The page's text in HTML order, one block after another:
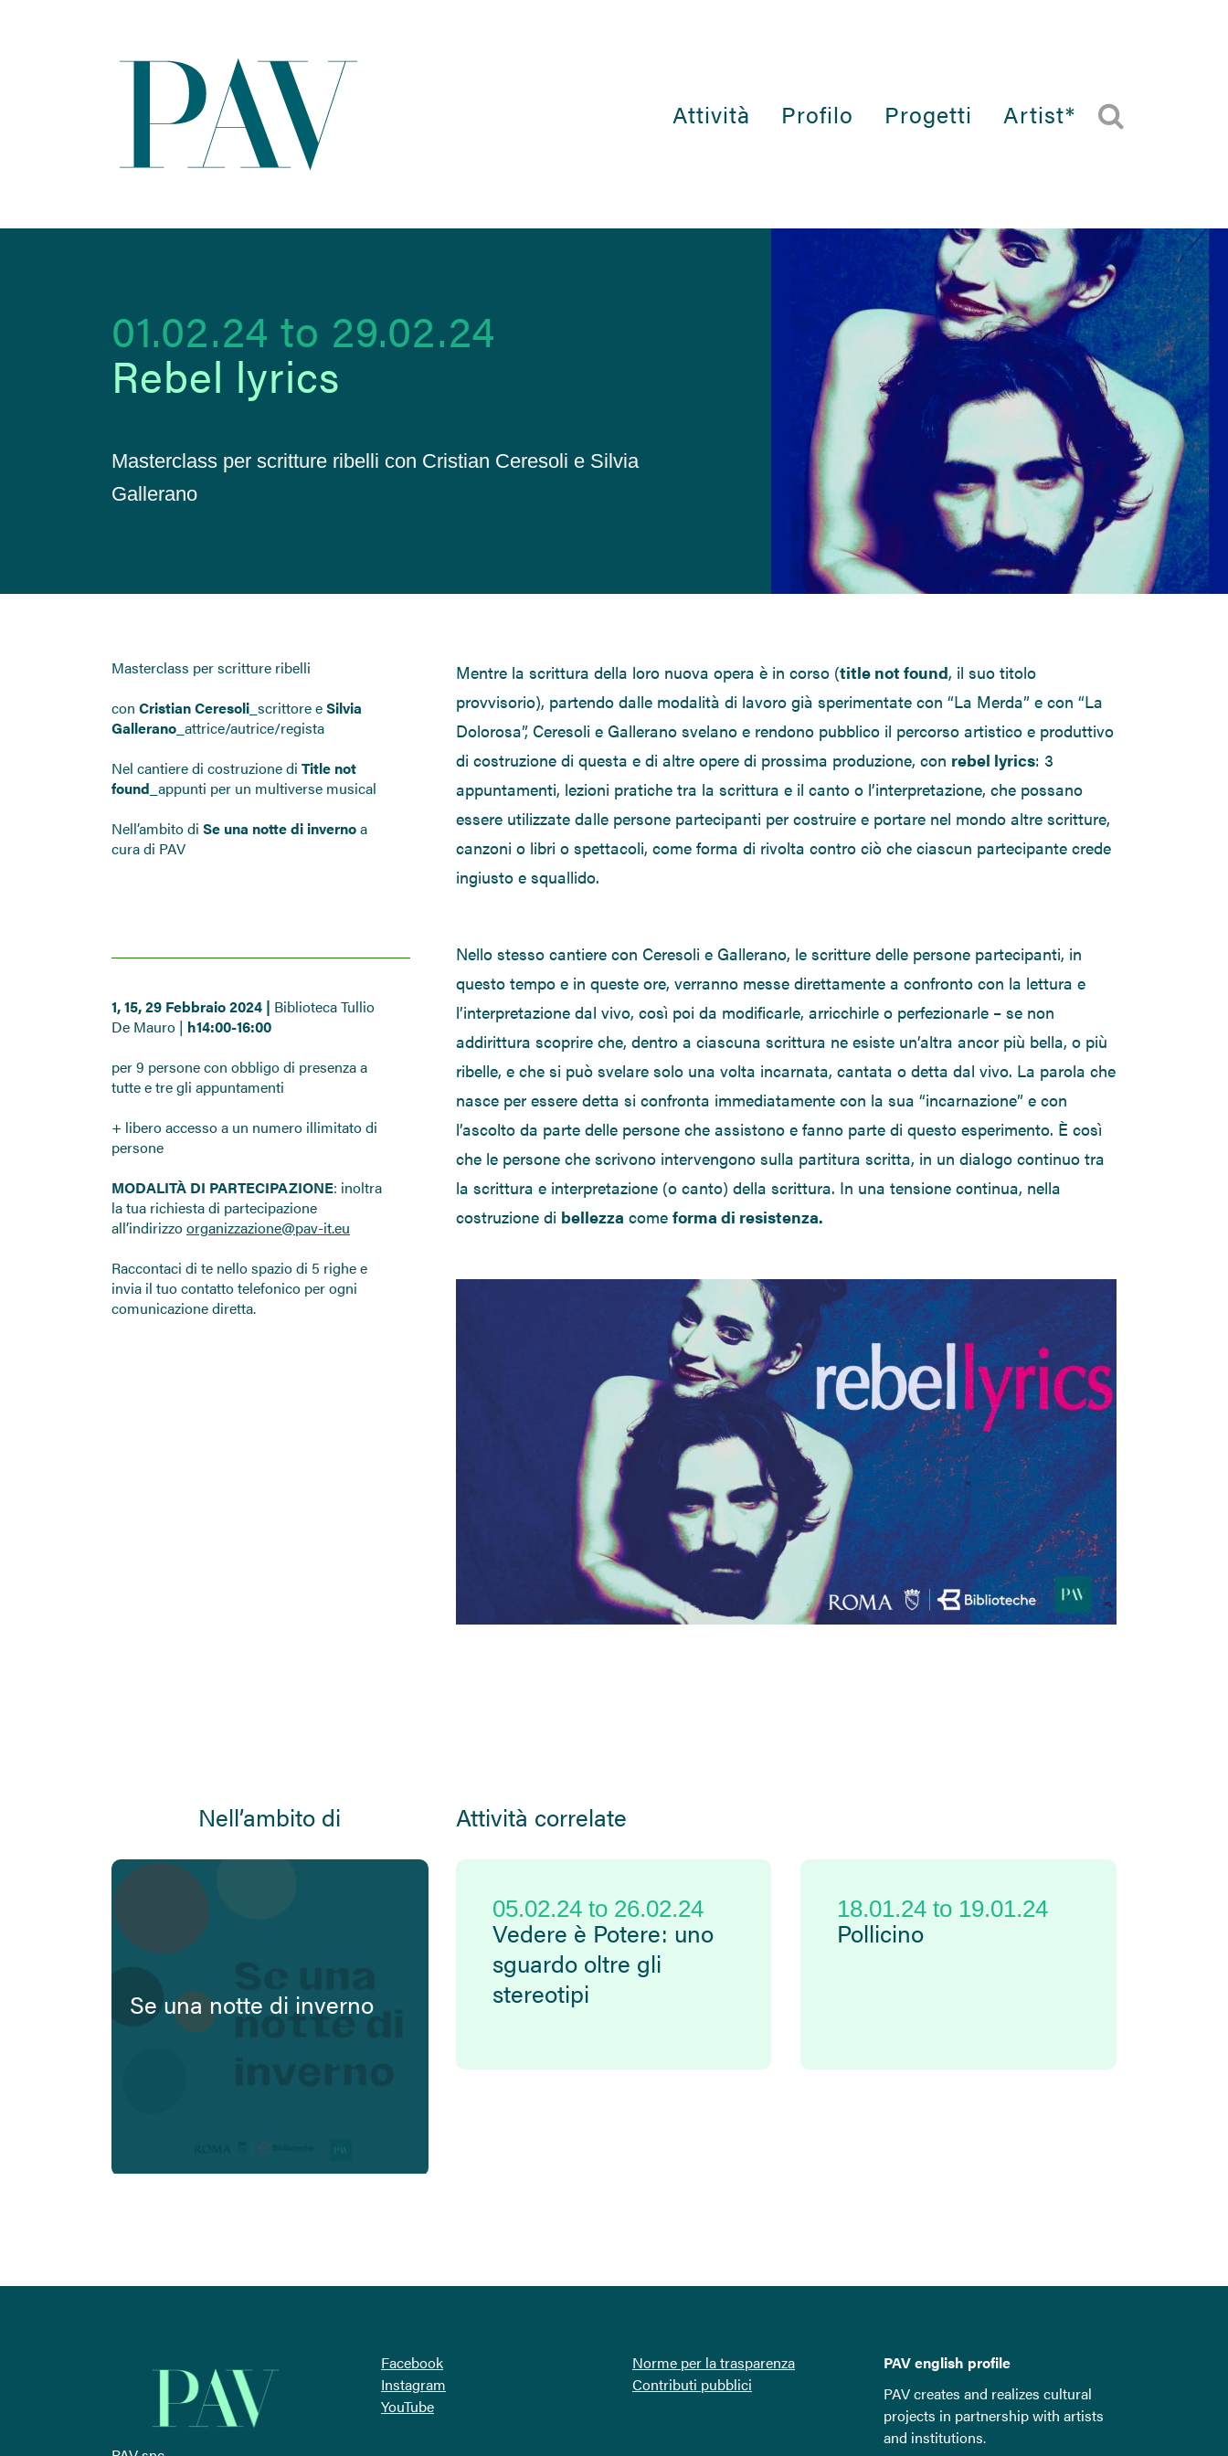
Attività Profilo Progetti Artist*
01.02.24 to 29.02.24
Rebel lyrics
Masterclass per scritture ribelli con Cristian Ceresoli e Silvia
Gallerano
Masterclass per scritture ribelli
con Cristian Ceresoli _scrittore eSilvia
Gallerano _attrice/autrice/regista
Nel cantiere di costruzione di Title not
found _appunti per un multiverse musical
Nell’ambito di Se una notte di invernoa
cura di PAV
1, 15, 29 Febbraio 2024 | Biblioteca Tullio
De Mauro | h14:00-16:00
per 9 persone con obbligo di presenza a
tutte e tre gli appuntamenti
+ libero accesso a un numero illimitato di
persone
MODALITÀ DI PARTECIPAZIONE: inoltra
la tua richiesta di partecipazione
all’indirizzoorganizzazione@pav-it.eu
Raccontaci di te nello spazio di 5 righe e
invia il tuo contatto telefonico per ogni
comunicazione diretta.
Mentre la scrittura della loro nuova opera è in corso (title not found, il suo titolo
provvisorio), partendo dalle modalità di lavoro già sperimentate con “La Merda” e con “La
Dolorosa”, Ceresoli e Gallerano svelano e rendono pubblico il percorso artistico e produttivo
di costruzione di questa e di altre opere di prossima produzione, con rebel lyrics: 3
appuntamenti, lezioni pratiche tra la scrittura e il canto o l’interpretazione, che possano
essere utilizzate dalle persone partecipanti per costruire e portare nel mondo altre scritture,
canzoni o libri o spettacoli, come forma di rivolta contro ciò che ciascun partecipante crede
ingiusto e squallido.
Nello stesso cantiere con Ceresoli e Gallerano, le scritture delle persone partecipanti, in
questo tempo e in queste ore, verranno messe direttamente a confronto con la lettura e
l’interpretazione dal vivo, così poi da modificarle, arricchirle o perfezionarle – se non
addirittura scoprire che, dentro a ciascuna scrittura ne esiste un’altra ancor più bella, o più
ribelle, e che si può svelare solo una volta incarnata, cantata o detta dal vivo. La parola che
nasce per essere detta si confronta immediatamente con la sua “incarnazione” e con
l’ascolto da parte delle persone che assistono e fanno parte di questo esperimento. È così
che le persone che scrivono intervengono sulla partitura scritta, in un dialogo continuo tra
la scrittura e interpretazione (o canto) della scrittura. In una tensione continua, nella
costruzione di bellezza come forma di resistenza.
Nell’ambito di
Se una notte di inverno
Attività correlate
05.02.24 to26.02.24
Vedere è Potere: uno
sguardo oltre gli
stereotipi
18.01.24to 19.01.24
Pollicino
Facebook
Instagram
YouTube
Norme per la trasparenza
Contributi pubblici
PAV english profile
PAV creates and realizes cultural
projects in partnership with artists
and institutions.